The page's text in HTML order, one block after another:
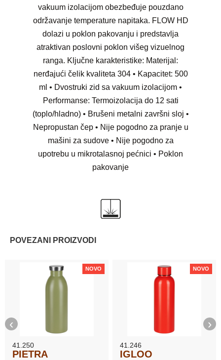
vakuum izolacijom obezbeđuje pouzdano
održavanje temperature napitaka. FLOW HD
dolazi u poklon pakovanju i predstavlja
atraktivan poslovni poklon višeg vizuelnog
ranga. Ključne karakteristike: Materijal:
nerđajući čelik kvaliteta 304 • Kapacitet: 500
ml • Dvostruki zid sa vakuum izolacijom •
Performanse: Termoizolacija do 12 sati
(toplo/hladno) • Brušeni metalni završni sloj •
Nepropustan čep • Nije pogodno za pranje u
mašini za sudove • Nije pogodno za
upotrebu u mikrotalasnoj pećnici • Poklon
pakovanje
POVEZANI PROIZVODI
NOVO
41.250
PIETRA
NOVO
41.246
IGLOO
‹ ›